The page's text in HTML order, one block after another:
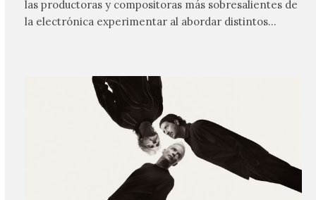
las productoras y compositoras más sobresalientes de
la electrónica experimentar al abordar distintos